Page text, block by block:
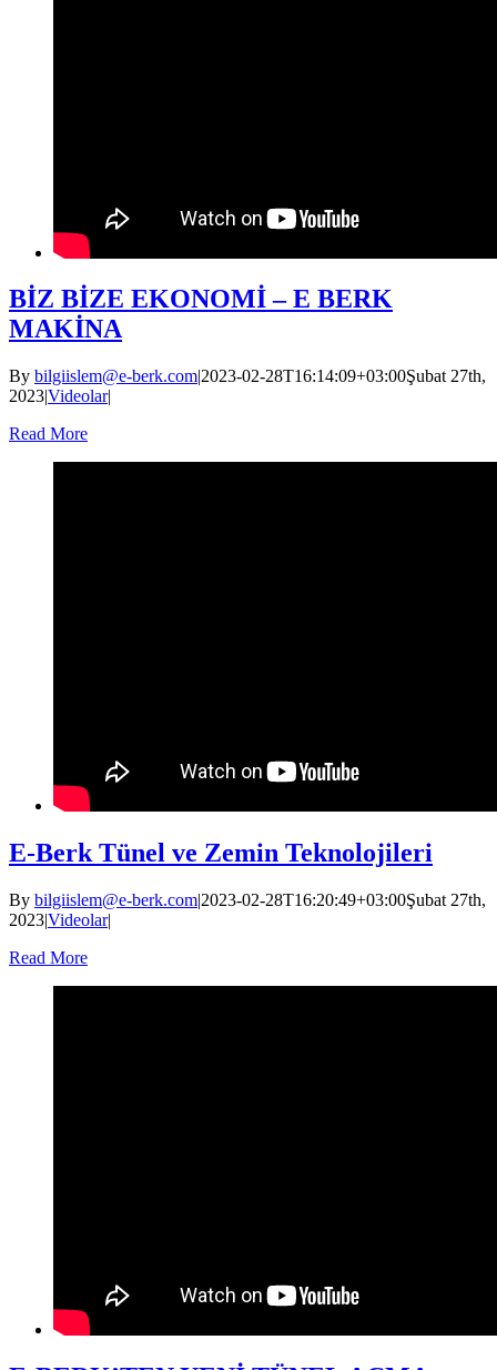
BİZ BİZE EKONOMİ – E BERK
MAKİNA
By bilgiislem@e-berk.com|2023-02-28T16:14:09+03:00Şubat 27th,
2023|Videolar|
Read More
E-Berk Tünel ve Zemin Teknolojileri
By bilgiislem@e-berk.com|2023-02-28T16:20:49+03:00Şubat 27th,
2023|Videolar|
Read More